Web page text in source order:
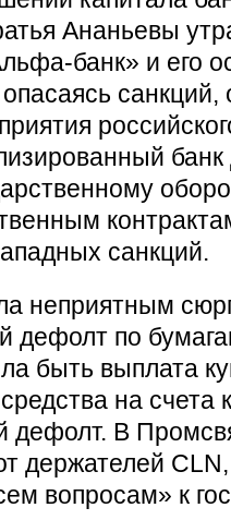
Ананьевы
банк» и его
санкций,
санкций.
неприятным
дефолт по
быть выплата
на счета
дефолт. В
держателей
вопросам» к